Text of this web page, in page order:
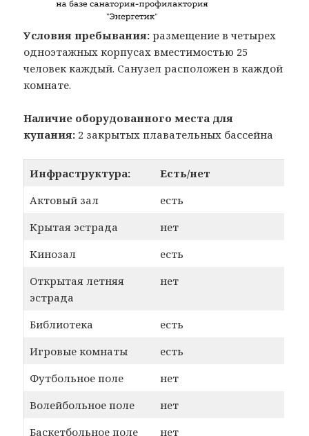
Условия пребывания: размещение в четырех
одноэтажных корпусах вместимостью 25
человек каждый. Санузел расположен в каждой
комнате.
Наличие оборудованного места для
купания: 2 закрытых плавательных бассейна
Инфраструктура:
Есть/нет
Актовый зал
есть
Крытая эстрада
нет
Кинозал
есть
Открытая летняя
эстрада
нет
Библиотека
есть
Игровые комнаты
есть
Футбольное поле
нет
Волейбольное поле
нет
Баскетбольное поле
нет